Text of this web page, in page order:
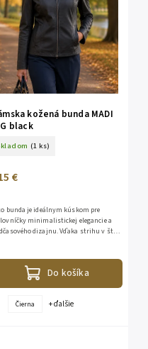
kožená bunda MADI
black
(1 ks)
€
Do košíka
bunda je ideálnym kúskom pre
minimalistickej elegancie a
dizajnu. Vďaka strihu v štýle
Čierna + ďalšie